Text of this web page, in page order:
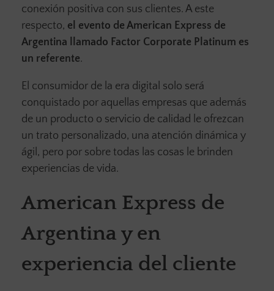
conexión positiva con sus clientes. A este
respecto, el evento de American Express de
Argentina llamado Factor Corporate Platinum es
un referente.
El consumidor de la era digital solo será
conquistado por aquellas empresas que además
de un producto o servicio de calidad le ofrezcan
un trato personalizado, una atención dinámica y
ágil, pero por sobre todas las cosas le brinden
experiencias de vida.
American Express de
Argentina y en
experiencia del cliente